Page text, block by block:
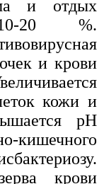
и отдых
20 %.
и крови
кожи и
рН
кишечного
крови